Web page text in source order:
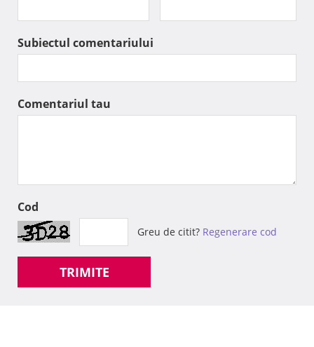
Subiectul comentariului
Comentariul tau
Cod
Greu de citit? Regenerare cod
TRIMITE